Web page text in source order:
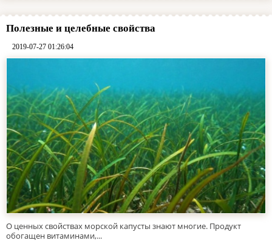
Полезные и целебные свойства
2019-07-27 01:26:04
О ценных свойствах морской капусты знают многие. Продукт
обогащен витаминами,...